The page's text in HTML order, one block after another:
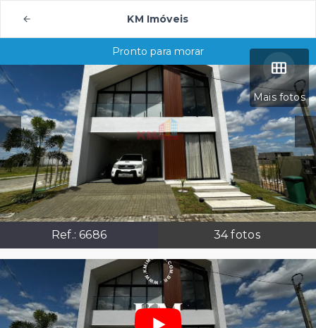
KM Imóveis
Mais fotos
Ref.: 6686 34fotos
Pronto para morar